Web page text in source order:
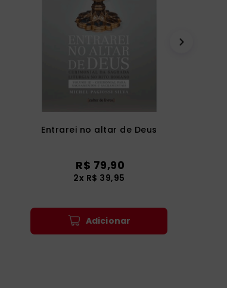
Entrarei no altar de Deus
R$ 79,90
2x R$ 39,95
Adicionar